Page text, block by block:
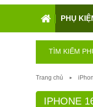
PHỤ
TÌM KIẾM
Trang chủ
IPHONE